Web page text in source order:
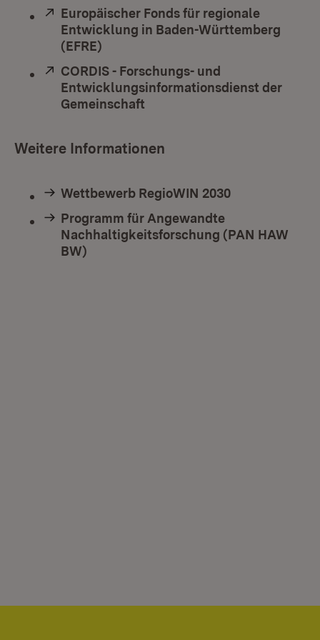
Extern:
Europäischer Fonds für regionale
Entwicklung in Baden-Württemberg
(EFRE)
Extern:
CORDIS - Forschungs- und
Entwicklungsinformationsdienst der
Gemeinschaft
Weitere Informationen
Wettbewerb RegioWIN 2030
Programm für Angewandte
Nachhaltigkeitsforschung (PAN HAW
BW)